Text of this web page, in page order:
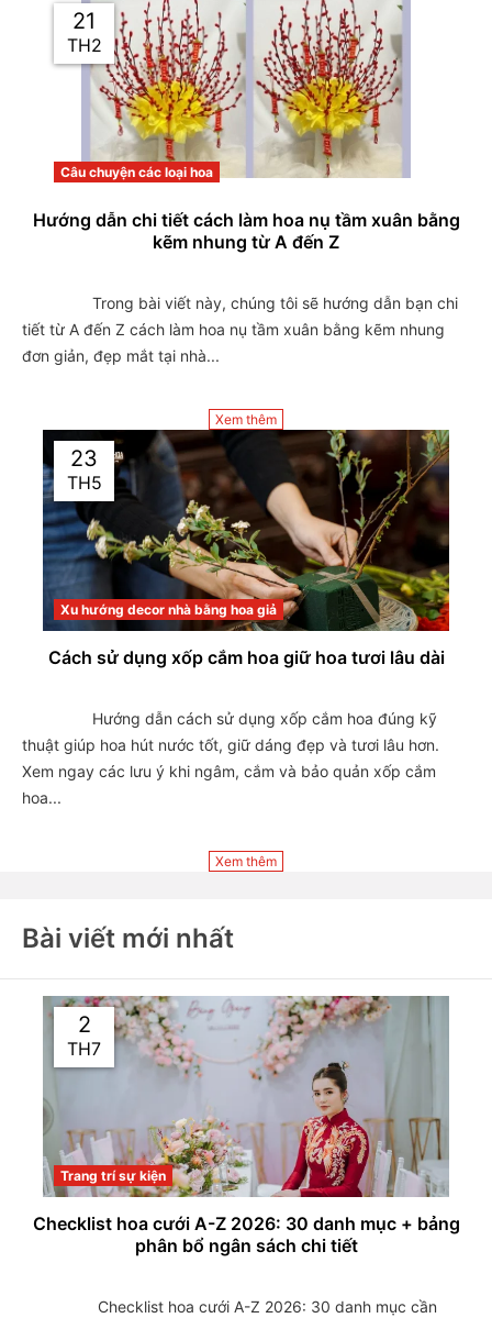
21
TH2
Câu chuyện các loại hoa
Hướng dẫn chi tiết cách làm hoa nụ tầm xuân bằng
kẽm nhung từ A đến Z
tiết từ A đến Z cách làm hoa nụ tầm xuân bằng kẽm nhung
đơn giản, đẹp mắt tại nhà...
Xem thêm
23
TH5
Xu hướng decor nhà bằng hoa giả
Cách sử dụng xốp cắm hoa giữ hoa tươi lâu dài
thuật giúp hoa hút nước tốt, giữ dáng đẹp và tươi lâu hơn.
Xem ngay các lưu ý khi ngâm, cắm và bảo quản xốp cắm
hoa...
Xem thêm
Bài viết mới nhất
2
TH7
Trang trí sự kiện
Checklist hoa cưới A-Z 2026: 30 danh mục + bảng
phân bổ ngân sách chi tiết